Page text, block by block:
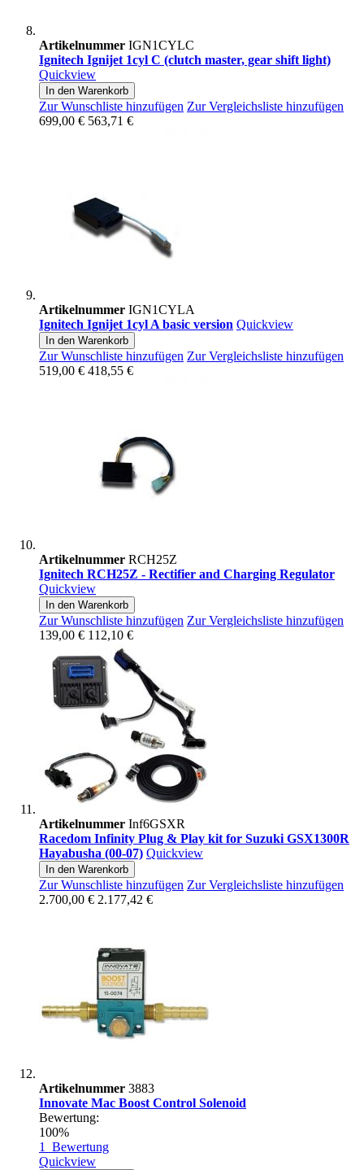
Artikelnummer IGN1CYLC
Ignitech Ignijet 1cyl C (clutch master, gear shift light)
Quickview
In den Warenkorb
Zur Wunschliste hinzufügen Zur Vergleichsliste hinzufügen
699,00 € 563,71 €
Artikelnummer IGN1CYLA
Ignitech Ignijet 1cyl A basic version Quickview
In den Warenkorb
Zur Wunschliste hinzufügen Zur Vergleichsliste hinzufügen
519,00 € 418,55 €
Artikelnummer RCH25Z
Ignitech RCH25Z - Rectifier and Charging Regulator
Quickview
In den Warenkorb
Zur Wunschliste hinzufügen Zur Vergleichsliste hinzufügen
139,00 € 112,10 €
Artikelnummer Inf6GSXR
Racedom Infinity Plug & Play kit for Suzuki GSX1300R
Hayabusha (00-07) Quickview
In den Warenkorb
Zur Wunschliste hinzufügen Zur Vergleichsliste hinzufügen
2.700,00 € 2.177,42 €
Artikelnummer 3883
Innovate Mac Boost Control Solenoid
Bewertung:
100%
1 Bewertung
Quickview